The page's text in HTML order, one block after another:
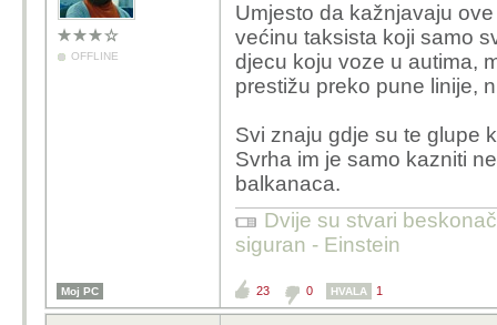
OFFLINE
Umjesto da kažnjavaju
većinu taksista koji samo
djecu koju voze u autima,
prestižu preko pune linije,
Svi znaju gdje su te glupe
Svrha im je samo kazniti
balkanaca.
Dvije su stvari
siguran - Einstein
Moj PC 23 0 HVALA 1